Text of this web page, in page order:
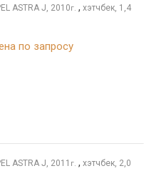
ASTRA J, 2010г. , хэтчбек, 1,4
по запросу
ASTRA J, 2011 г. , хэтчбек, 2,0